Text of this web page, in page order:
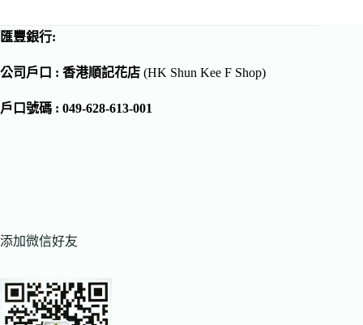
匯豐銀行:
公司戶口 : 香港順記花店 (HK Shun Kee F Shop)
戶口號碼 : 049-628-613-001
添加微信好友